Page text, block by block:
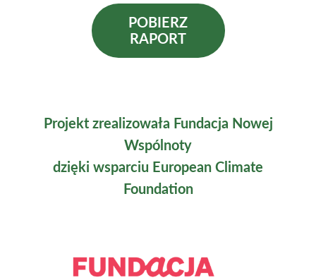
POBIERZ
RAPORT
Projekt zrealizowała Fundacja Nowej
Wspólnoty
dzięki wsparciu European Climate
Foundation